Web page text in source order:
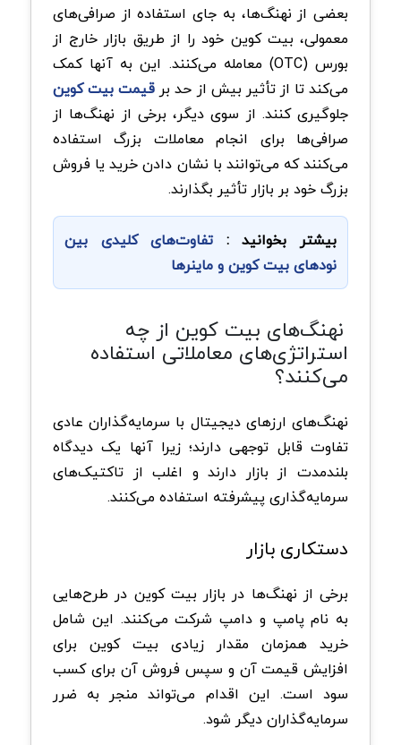
بعضی از نهنگ‌ها، به جای استفاده از صرافی‌های
معمولی، بیت کوین خود را از طریق بازار خارج از
بورس (OTC) معامله می‌کنند. این به آنها کمک
می‌کند تا از تأثیر بیش از حد برقیمت بیت کوین
جلوگیری کنند. از سوی دیگر، برخی از نهنگ‌ها از
صرافی‌ها برای انجام معاملات بزرگ استفاده
می‌کنند که می‌توانند با نشان دادن خرید یا فروش
بزرگ خود بر بازار تأثیر بگذارند.
بیشتر بخوانید : تفاوت‌های کلیدی بین
نودهای بیت‌ کوین و ماینرها
نهنگ‌های بیت کوین از چه
استراتژی‌های معاملاتی استفاده
می‌کنند؟
نهنگ‌های ارزهای دیجیتال با سرمایه‌گذاران عادی
تفاوت قابل توجهی دارند؛ زیرا آنها یک دیدگاه
بلندمدت از بازار دارند و اغلب از تاکتیک‌های
سرمایه‌گذاری پیشرفته استفاده می‌کنند.
دستکاری بازار
برخی از نهنگ‌ها در بازار بیت کوین در طرح‌هایی
به نام پامپ و دامپ شرکت می‌کنند. این شامل
خرید همزمان مقدار زیادی بیت کوین برای
افزایش قیمت آن و سپس فروش آن برای کسب
سود است. این اقدام می‌تواند منجر به ضرر
سرمایه‌گذاران دیگر شود.